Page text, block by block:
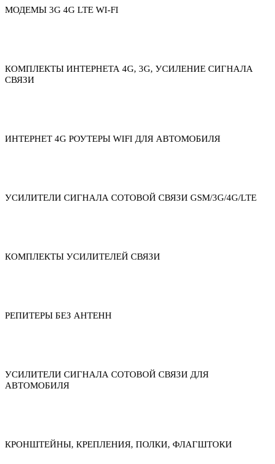
МОДЕМЫ 3G 4G LTE WI-FI
КОМПЛЕКТЫ ИНТЕРНЕТА 4G, 3G, УСИЛЕНИЕ СИГНАЛА
СВЯЗИ
ИНТЕРНЕТ 4G РОУТЕРЫ WIFI ДЛЯ АВТОМОБИЛЯ
УСИЛИТЕЛИ СИГНАЛА СОТОВОЙ СВЯЗИ GSM/3G/4G/LTE
КОМПЛЕКТЫ УСИЛИТЕЛЕЙ СВЯЗИ
РЕПИТЕРЫ БЕЗ АНТЕНН
УСИЛИТЕЛИ СИГНАЛА СОТОВОЙ СВЯЗИ ДЛЯ
АВТОМОБИЛЯ
КРОНШТЕЙНЫ, КРЕПЛЕНИЯ, ПОЛКИ, ФЛАГШТОКИ